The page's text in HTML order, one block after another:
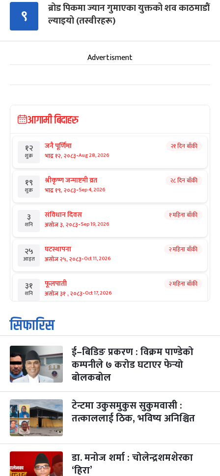
९
ब्रोड पिकमा ज्यान गुमाएका युक्तको शव काठमाडौं
ल्याइयो (तस्वीरहरू)
Advertisment
आगामी बिदाहरु
१२
शुक्र
जनै पूर्णिमा
भाद्र १२, २०८३-Aug 28, 2026
२१ दिन बाँकी
१९
शुक्र
श्रीकृष्ण जन्माष्टमी व्रत
भाद्र १९, २०८३-Sep 4, 2026
२८ दिन बाँकी
३
शनि
संविधान दिवस
असोज ३, २०८३-Sep 19, 2026
१ महिना बाँकी
२५
आइत
घटस्थापना
असोज २५, २०८३-Oct 11, 2026
२ महिना बाँकी
३१
शनि
फूलपाती
असोज ३१ , २०८३-Oct 17, 2026
२ महिना बाँकी
१
आइत
कार्तिक सङ्क्रान्ति
कार्तिक १, २०८३
३
मंगल
महानवमी
कार्तिक ३, २०८३-Oct 20, 2026
२ महिना बाँकी
४
५
बिहि
पापा‌ङ्कुशा एकादशी व्रत
कार्तिक ५, २०८३
२ महिना बाँकी
आइत
कुकुर तिहार
कार्तिक २२, २०८३-Nov 8, 2026
३ महिना बाँकी
सिफारिस
ई–बिडिङ प्रकरण : विक्रम पाण्डेको
कम्पनीले ७ करोड घटाएर फेर्‍यो
बोलकबोल
टेन्टमा उकुसमुकुस सुकुमवासी :
तत्काललाई ठिक, भविष्य अनिश्चित
डा. मनोज शर्मा : चोलेन्द्रशमशेरका
‘हिरा’